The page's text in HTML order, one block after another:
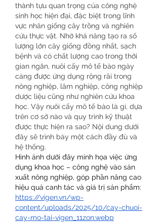
thành tựu quan trọng của công nghệ
sinh học hiện đại, đặc biệt trong lĩnh
vực nhân giống cây trồng và nghiên
cứu thực vật. Nhờ khả năng tạo ra số
lượng lớn cây giống đồng nhất, sạch
bệnh và có chất lượng cao trong thời
gian ngắn, nuôi cấy mô tế bào ngày
càng được ứng dụng rộng rãi trong
nông nghiệp, lâm nghiệp, công nghiệp
dược liệu cũng như nghiên cứu khoa
học. Vậy nuôi cấy mô tế bào là gì, dựa
trên cơ sở nào và quy trình kỹ thuật
được thực hiện ra sao? Nội dung dưới
đây sẽ trình bày một cách đầy đủ và
hệ thống.
Hình ảnh dưới đây minh họa việc ứng
dụng khoa học – công nghệ vào sản
xuất nông nghiệp, góp phần nâng cao
hiệu quả canh tác và giá trị sản phẩm:
https://vigen.vn/wp-
content/uploads/2025/10/cay-chuoi-
cay-mo-tai-vigen_11zon.webp